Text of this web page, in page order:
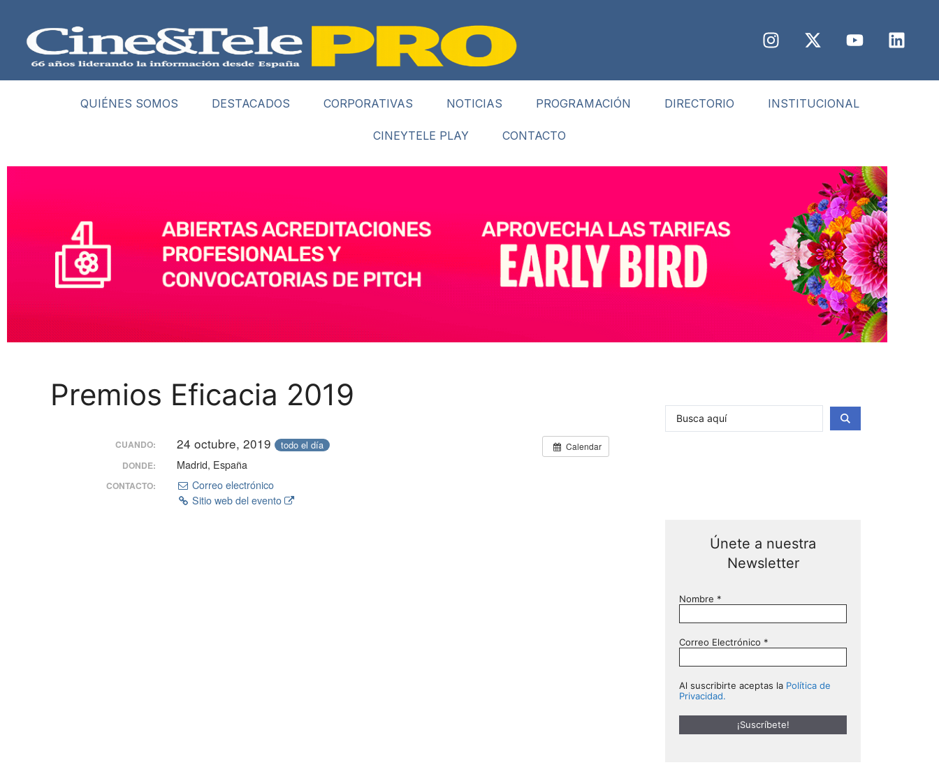
QUIÉNES SOMOS DESTACADOS CORPORATIVAS NOTICIAS PROGRAMACIÓN DIRECTORIO INSTITUCIONAL
CINEYTELE PLAY CONTACTO
Premios Eficacia 2019
Calendar
CUANDO: 24 octubre, 2019 todo el día
DONDE: Madrid, España
CONTACTO:
Correo electrónico
Sitio web del evento
Únete a nuestra
Newsletter
Nombre *
Correo Electrónico *
Al suscribirte aceptas la Política de
Privacidad.